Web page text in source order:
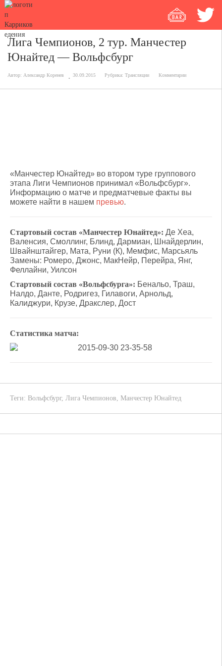
Лига Чемпионов, 2 тур. Манчестер
Юнайтед — Вольфсбург
Автор: Александр Коренев 30.09.2015 Рубрика: Трансляции Комментарии
«Манчестер Юнайтед» во втором туре группового
этапа Лиги Чемпионов принимал «Вольфсбург».
Информацию о матче и предматчевые факты вы
можете найти в нашем превью.
Стартовый состав «Манчестер Юнайтед»: Де Хеа,
Валенсия, Смоллинг, Блинд, Дармиан, Шнайдерлин,
Швайнштайгер, Мата, Руни (К), Мемфис, Марсьяль
Замены: Ромеро, Джонс, МакНейр, Перейра, Янг,
Феллайни, Уилсон
Стартовый состав «Вольфсбурга»: Бенальо, Траш,
Налдо, Данте, Родригез, Гилавоги, Арнольд,
Калиджури, Крузе, Дракслер, Дост
Статистика матча:
Теги: Вольфсбург, Лига Чемпионов, Манчестер Юнайтед